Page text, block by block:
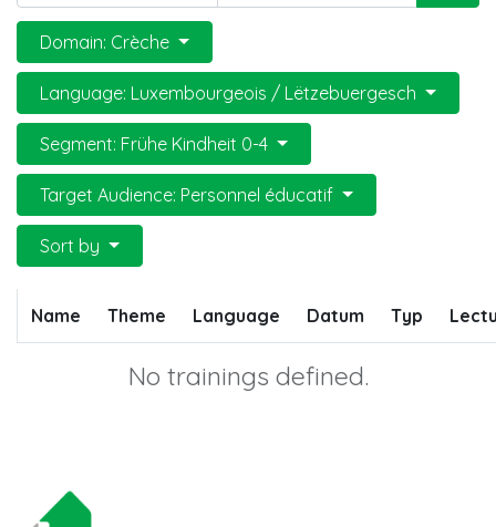
Domain: Crèche
Language: Luxembourgeois / Lëtzebuergesch
Segment: Frühe Kindheit 0-4
Target Audience: Personnel éducatif
Sort by
Name Theme Language Datum Typ
No trainings defined.